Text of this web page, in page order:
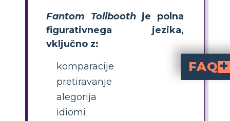
Fantom Tollboothje polna
figurativnega jezika,
vključno z:
komparacije
pretiravanje
alegorija
idiomi
FAQ